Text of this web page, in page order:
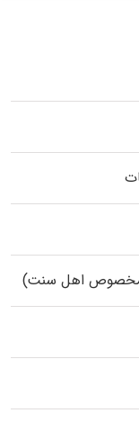
(مخصوص اهل سنت)